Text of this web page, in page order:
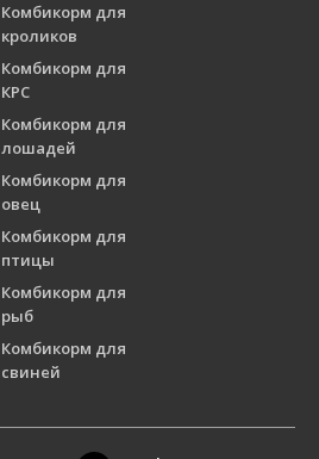
Комбикорм для
кроликов
Комбикорм для
КРС
Комбикорм для
лошадей
Комбикорм для
овец
Комбикорм для
птицы
Комбикорм для
рыб
Комбикорм для
свиней